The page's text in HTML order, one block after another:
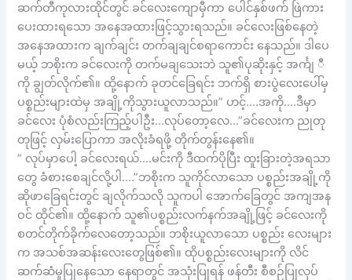
ဆက်တီကုလားထိုင်တွင် ခင်လေးကျောမှီကာ ပေါင်နှစ်ဖက် ဖြဲကား
ပေးထားရသော အနေအထားဖြင့်သွားရသည်။ ခင်လေးဖြစ်နေတဲ့
အနေအထားက ချက်ချင်း တက်ချချင်စရာကောင်း နေသည်။ ဒါပေ
မယ့် ဘစိုးက ခင်လေးကို တက်မချသေးဘဲ သူ၏ပုဆိုးနှင့် အင်္ကျ ီ
ကို ချွတ်လိုက်၏။ ထို့နောက် ခုတင်ခြေရင်း ဘက်ရှိ စားပွဲလေးပေါ်မှ
ပစ္စည်းများထဲမှ အချို့ကိုသွားယူလာသည်။” ဟင့်….အကို….ဒီမှာ
ခင်လေး ပုံစံလည်းကြည့်ပါဦး…လုပ်တော့လေ…”ခင်လေးက ညုတု
တုဖြင့် လှမ်းပြောကာ အလိုးခံရဖို့ တိုက်တွန်းနေ၏။
” လုပ်မှာပေါ့ ခင်လေးရယ်….မင်းကို ဒီထက်ပိုပြီး ထူးခြားတဲ့အရသာ
တွေ ခံစားစေချင်လို့ပါ….”ဘစိုးက သူကိုင်လာသော ပစ္စည်းအချို့ကို
ဆိုဖာခြေရင်းတွင် ချလိုက်သလို သူကပါ အောက်ခြေတွင် အကျအန
ဝင် ထိုင်၏။ ထို့နောက် သူ၏ပစ္စည်းလက်နက်အချို့ဖြင့် ခင်လေးကို
စတင်တိုက်ခိုက်လေတော့သည်။ ဘစိုးယူလာသော ပစ္စည်း လေးများ
က အသစ်အဆန်းလေးတွေဖြစ်၏။ ထိုပစ္စည်းလေးများကို လိင်
ဆက်ဆံမှုပြုနေသော နေရာတွင် အသုံးပြုရန် ဖန်တီး စီစဉ်ပြုလုပ်